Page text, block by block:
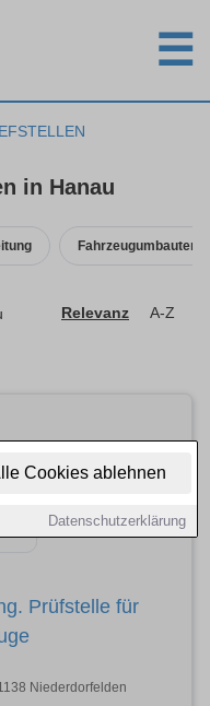
Cookies ablehnen
Datenschutzerklärung
☰
in Hanau
Fahrzeugumbauten
Relevanz A-Z
Prüfstelle für
Niederdorfelden